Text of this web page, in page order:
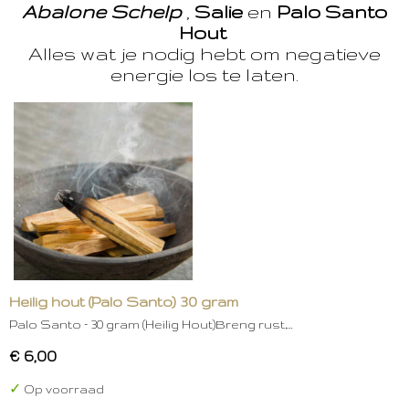
Abalone Schelp, Salie en Palo Santo
Hout
Alles wat je nodig hebt om negatieve
energie los te laten.
Heilig hout (Palo Santo) 30 gram
Palo Santo – 30 gram (Heilig Hout)Breng rust,…
€ 6,00
✓ Op voorraad